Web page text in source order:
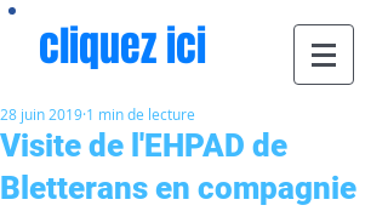
cliquez ici
Visite de l'EHPAD de
Bletterans en compagnie
28 juin 2019 1 min de lecture